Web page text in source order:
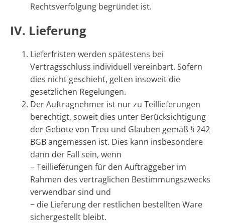
Rechtsverfolgung begründet ist.
IV. Lieferung
Lieferfristen werden spätestens bei
Vertragsschluss individuell vereinbart. Sofern
dies nicht geschieht, gelten insoweit die
gesetzlichen Regelungen.
Der Auftragnehmer ist nur zu Teillieferungen
berechtigt, soweit dies unter Berücksichtigung
der Gebote von Treu und Glauben gemäß § 242
BGB angemessen ist. Dies kann insbesondere
dann der Fall sein, wenn
− Teillieferungen für den Auftraggeber im
Rahmen des vertraglichen Bestimmungszwecks
verwendbar sind und
− die Lieferung der restlichen bestellten Ware
sichergestellt bleibt.